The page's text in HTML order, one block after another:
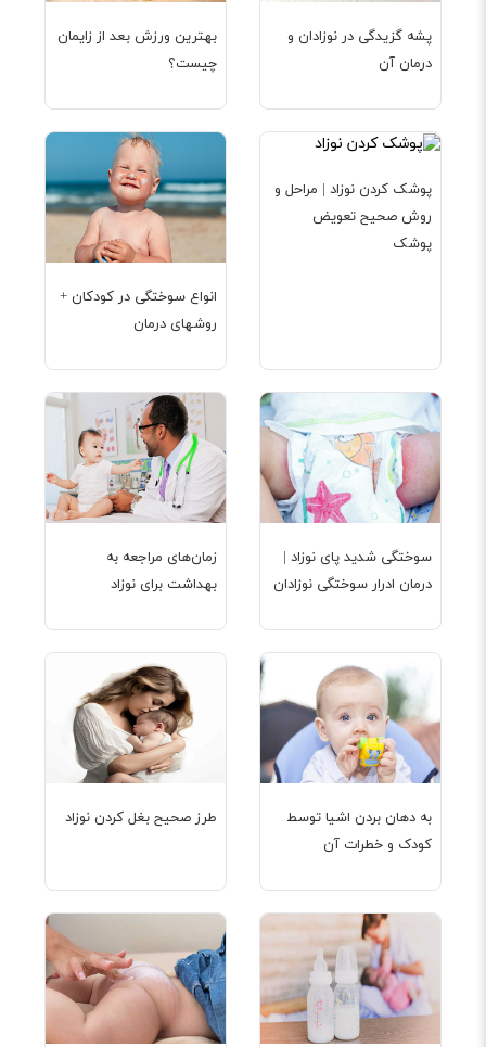
بهترین ورزش بعد از زایمان
چیست؟
پشه گزیدگی در نوزادان و
درمان آن
انواع سوختگی در کودکان +
روشهای درمان
پوشک کردن نوزاد | مراحل و
روش صحیح تعویض
پوشک
زمان‌های مراجعه به
بهداشت برای نوزاد
سوختگی شدید پای نوزاد |
درمان ادرار سوختگی نوزادان
طرز صحیح بغل کردن نوزاد
به دهان بردن اشیا توسط
کودک و خطرات آن